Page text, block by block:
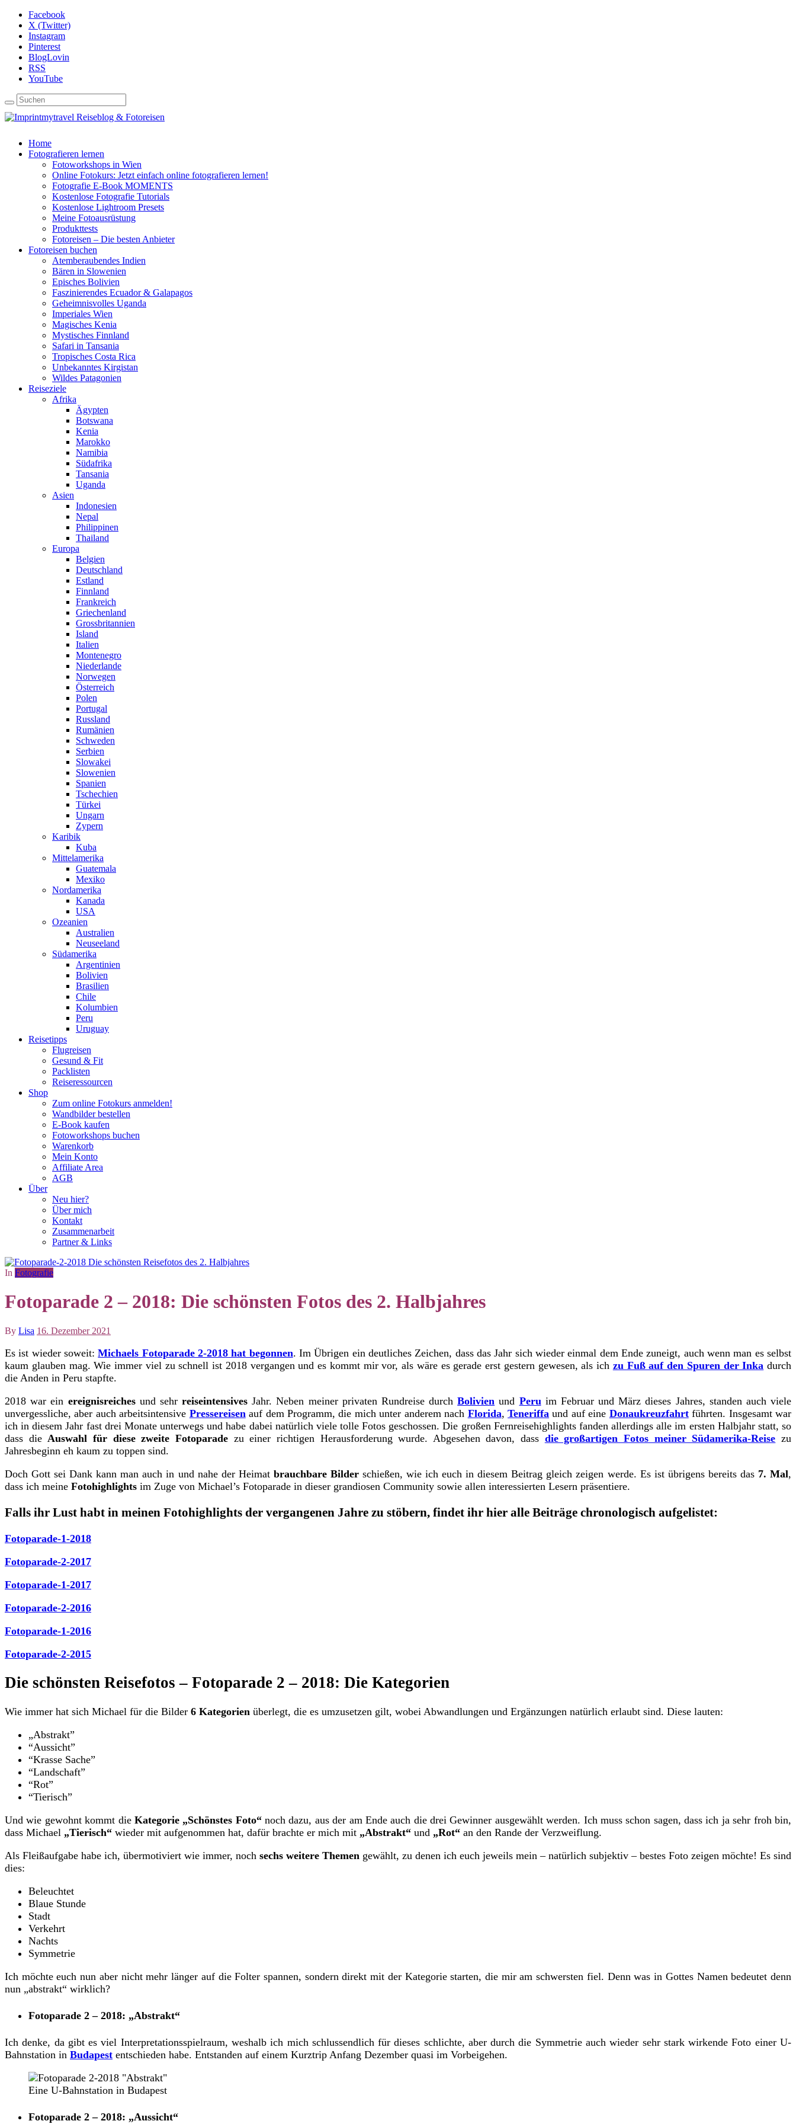
Facebook
X (Twitter)
Instagram
Pinterest
BlogLovin
RSS
YouTube
Home
Fotografieren lernen
Fotoworkshops in Wien
Online Fotokurs: Jetzt einfach online fotografieren lernen!
Fotografie E-Book MOMENTS
Kostenlose Fotografie Tutorials
Kostenlose Lightroom Presets
Meine Fotoausrüstung
Produkttests
Fotoreisen – Die besten Anbieter
Fotoreisen buchen
Atemberaubendes Indien
Bären in Slowenien
Episches Bolivien
Faszinierendes Ecuador & Galapagos
Geheimnisvolles Uganda
Imperiales Wien
Magisches Kenia
Mystisches Finnland
Safari in Tansania
Tropisches Costa Rica
Unbekanntes Kirgistan
Wildes Patagonien
Reiseziele
Afrika
Ägypten
Botswana
Kenia
Marokko
Namibia
Südafrika
Tansania
Uganda
Asien
Indonesien
Nepal
Philippinen
Thailand
Europa
Belgien
Deutschland
Estland
Finnland
Frankreich
Griechenland
Grossbritannien
Island
Italien
Montenegro
Niederlande
Norwegen
Österreich
Polen
Portugal
Russland
Rumänien
Schweden
Serbien
Slowakei
Slowenien
Spanien
Tschechien
Türkei
Ungarn
Zypern
Karibik
Kuba
Mittelamerika
Guatemala
Mexiko
Nordamerika
Kanada
USA
Ozeanien
Australien
Neuseeland
Südamerika
Argentinien
Bolivien
Brasilien
Chile
Kolumbien
Peru
Uruguay
Reisetipps
Flugreisen
Gesund & Fit
Packlisten
Reiseressourcen
Shop
Zum online Fotokurs anmelden!
Wandbilder bestellen
E-Book kaufen
Fotoworkshops buchen
Warenkorb
Mein Konto
Affiliate Area
AGB
Über
Neu hier?
Über mich
Kontakt
Zusammenarbeit
Partner & Links
In Fotografie
Fotoparade 2 – 2018: Die schönsten Fotos des 2. Halbjahres
By Lisa 16. Dezember 2021
Es ist wieder soweit:Michaels Fotoparade 2-2018 hat begonnen. Im Übrigen ein deutliches Zeichen, dass das Jahr sich wieder einmal dem Ende zuneigt, auch wenn man es selbst
kaum glauben mag. Wie immer viel zu schnell ist 2018 vergangen und es kommt mir vor, als wäre es gerade erst gestern gewesen, als ich zu Fuß auf den Spuren der Inka durch
die Anden in Peru stapfte.
2018 war ein ereignisreichesund sehr reiseintensives Jahr. Neben meiner privaten Rundreise durchBolivien und Peru im Februar und März dieses Jahres, standen auch viele
unvergessliche, aber auch arbeitsintensive Pressereisen auf dem Programm, die mich unter anderem nach Florida,Teneriffa und auf eine Donaukreuzfahrtführten. Insgesamt war
ich in diesem Jahr fast drei Monate unterwegs und habe dabei natürlich viele tolle Fotos geschossen. Die großen Fernreisehighlights fanden allerdings alle im ersten Halbjahr statt, so
dass die Auswahl für diese zweite Fotoparade zu einer richtigen Herausforderung wurde. Abgesehen davon, dass die großartigen Fotos meiner Südamerika-Reise zu
Jahresbeginn eh kaum zu toppen sind.
Doch Gott sei Dank kann man auch in und nahe der Heimat brauchbare Bilderschießen, wie ich euch in diesem Beitrag gleich zeigen werde. Es ist übrigens bereits das 7. Mal,
dass ich meine Fotohighlights im Zuge von Michael’s Fotoparade in dieser grandiosen Community sowie allen interessierten Lesern präsentiere.
Falls ihr Lust habt in meinen Fotohighlights der vergangenen Jahre zu stöbern, findet ihr hier alle Beiträge chronologisch aufgelistet:
Fotoparade-1-2018
Fotoparade-2-2017
Fotoparade-1-2017
Fotoparade-2-2016
Fotoparade-1-2016
Fotoparade-2-2015
Die schönsten Reisefotos – Fotoparade 2 – 2018: Die Kategorien
Wie immer hat sich Michael für die Bilder 6 Kategorien überlegt, die es umzusetzen gilt, wobei Abwandlungen und Ergänzungen natürlich erlaubt sind. Diese lauten:
„Abstrakt”
“Aussicht”
“Krasse Sache”
“Landschaft”
“Rot”
“Tierisch”
Und wie gewohnt kommt die Kategorie „Schönstes Foto“noch dazu, aus der am Ende auch die drei Gewinner ausgewählt werden. Ich muss schon sagen, dass ich ja sehr froh bin,
dass Michael „Tierisch“ wieder mit aufgenommen hat, dafür brachte er mich mit „Abstrakt“ und „Rot“ an den Rande der Verzweiflung.
Als Fleißaufgabe habe ich, übermotiviert wie immer, noch sechs weitere Themen gewählt, zu denen ich euch jeweils mein – natürlich subjektiv – bestes Foto zeigen möchte! Es sind
dies:
Beleuchtet
Blaue Stunde
Stadt
Verkehrt
Nachts
Symmetrie
Ich möchte euch nun aber nicht mehr länger auf die Folter spannen, sondern direkt mit der Kategorie starten, die mir am schwersten fiel. Denn was in Gottes Namen bedeutet denn
nun „abstrakt“ wirklich?
Fotoparade 2 – 2018: „Abstrakt“
Ich denke, da gibt es viel Interpretationsspielraum, weshalb ich mich schlussendlich für dieses schlichte, aber durch die Symmetrie auch wieder sehr stark wirkende Foto einer U-
Bahnstation in Budapest entschieden habe. Entstanden auf einem Kurztrip Anfang Dezember quasi im Vorbeigehen.
Eine U-Bahnstation in Budapest
Fotoparade 2 – 2018: „Aussicht“